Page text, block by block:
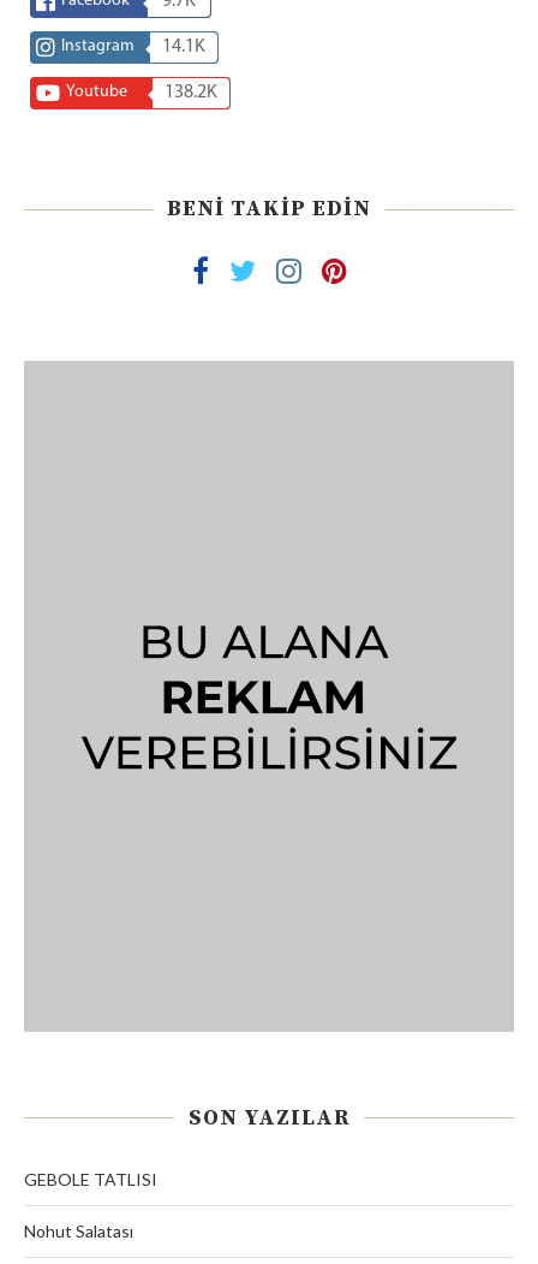
Instagram 14.1K
Youtube 138.2K
BENI TAKIP EDIN
SON YAZILAR
GEBOLE TATLISI
Nohut Salatası